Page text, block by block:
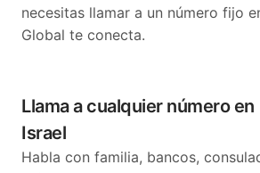
necesitas llamar a un número fijo
Global te conecta.
Llama a cualquier número en
Israel
Habla con familia, bancos,